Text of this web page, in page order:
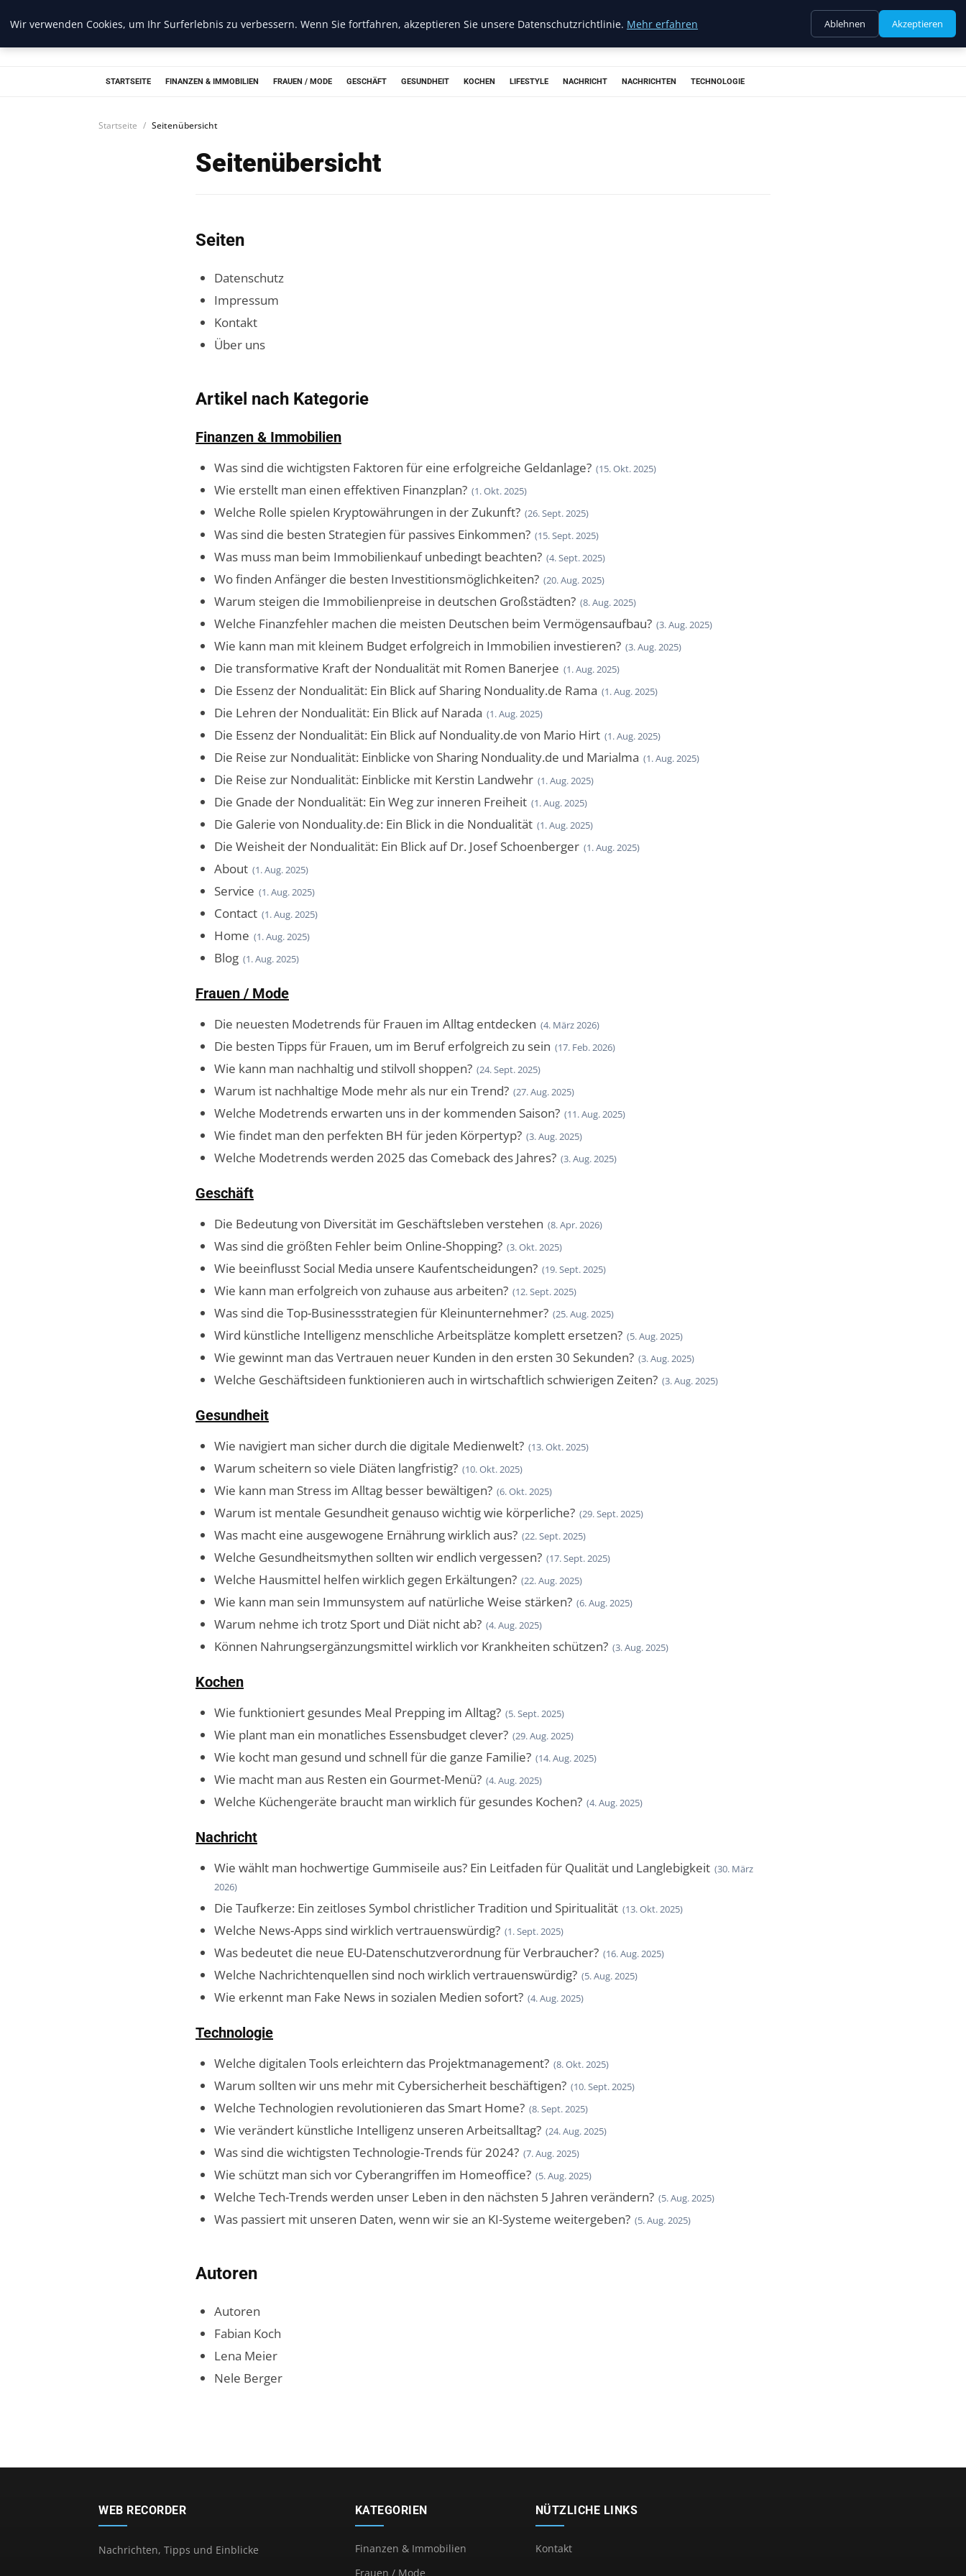
Web Recorder
STARTSEITE FINANZEN & IMMOBILIEN FRAUEN / MODE GESCHÄFT GESUNDHEIT KOCHEN LIFESTYLE NACHRICHT NACHRICHTEN TECHNOLOGIE
Startseite Seitenübersicht
Seitenübersicht
Seiten
Datenschutz
Impressum
Kontakt
Über uns
Artikel nach Kategorie
Finanzen & Immobilien
Was sind die wichtigsten Faktoren für eine erfolgreiche Geldanlage? (15. Okt. 2025)
Wie erstellt man einen effektiven Finanzplan? (1. Okt. 2025)
Welche Rolle spielen Kryptowährungen in der Zukunft? (26. Sept. 2025)
Was sind die besten Strategien für passives Einkommen? (15. Sept. 2025)
Was muss man beim Immobilienkauf unbedingt beachten? (4. Sept. 2025)
Wo finden Anfänger die besten Investitionsmöglichkeiten? (20. Aug. 2025)
Warum steigen die Immobilienpreise in deutschen Großstädten? (8. Aug. 2025)
Welche Finanzfehler machen die meisten Deutschen beim Vermögensaufbau? (3. Aug. 2025)
Wie kann man mit kleinem Budget erfolgreich in Immobilien investieren? (3. Aug. 2025)
Die transformative Kraft der Nondualität mit Romen Banerjee (1. Aug. 2025)
Die Essenz der Nondualität: Ein Blick auf Sharing Nonduality.de Rama (1. Aug. 2025)
Die Lehren der Nondualität: Ein Blick auf Narada (1. Aug. 2025)
Die Essenz der Nondualität: Ein Blick auf Nonduality.de von Mario Hirt (1. Aug. 2025)
Die Reise zur Nondualität: Einblicke von Sharing Nonduality.de und Marialma (1. Aug. 2025)
Die Reise zur Nondualität: Einblicke mit Kerstin Landwehr (1. Aug. 2025)
Die Gnade der Nondualität: Ein Weg zur inneren Freiheit (1. Aug. 2025)
Die Galerie von Nonduality.de: Ein Blick in die Nondualität (1. Aug. 2025)
Die Weisheit der Nondualität: Ein Blick auf Dr. Josef Schoenberger (1. Aug. 2025)
About (1. Aug. 2025)
Service (1. Aug. 2025)
Contact (1. Aug. 2025)
Home (1. Aug. 2025)
Blog (1. Aug. 2025)
Frauen / Mode
Die neuesten Modetrends für Frauen im Alltag entdecken (4. März 2026)
Die besten Tipps für Frauen, um im Beruf erfolgreich zu sein (17. Feb. 2026)
Wie kann man nachhaltig und stilvoll shoppen? (24. Sept. 2025)
Warum ist nachhaltige Mode mehr als nur ein Trend? (27. Aug. 2025)
Welche Modetrends erwarten uns in der kommenden Saison? (11. Aug. 2025)
Wie findet man den perfekten BH für jeden Körpertyp? (3. Aug. 2025)
Welche Modetrends werden 2025 das Comeback des Jahres? (3. Aug. 2025)
Geschäft
Die Bedeutung von Diversität im Geschäftsleben verstehen (8. Apr. 2026)
Was sind die größten Fehler beim Online-Shopping? (3. Okt. 2025)
Wie beeinflusst Social Media unsere Kaufentscheidungen? (19. Sept. 2025)
Wie kann man erfolgreich von zuhause aus arbeiten? (12. Sept. 2025)
Was sind die Top-Businessstrategien für Kleinunternehmer? (25. Aug. 2025)
Wird künstliche Intelligenz menschliche Arbeitsplätze komplett ersetzen? (5. Aug. 2025)
Wie gewinnt man das Vertrauen neuer Kunden in den ersten 30 Sekunden? (3. Aug. 2025)
Welche Geschäftsideen funktionieren auch in wirtschaftlich schwierigen Zeiten? (3. Aug. 2025)
Gesundheit
Wie navigiert man sicher durch die digitale Medienwelt? (13. Okt. 2025)
Warum scheitern so viele Diäten langfristig? (10. Okt. 2025)
Wie kann man Stress im Alltag besser bewältigen? (6. Okt. 2025)
Warum ist mentale Gesundheit genauso wichtig wie körperliche? (29. Sept. 2025)
Was macht eine ausgewogene Ernährung wirklich aus? (22. Sept. 2025)
Welche Gesundheitsmythen sollten wir endlich vergessen? (17. Sept. 2025)
Welche Hausmittel helfen wirklich gegen Erkältungen? (22. Aug. 2025)
Wie kann man sein Immunsystem auf natürliche Weise stärken? (6. Aug. 2025)
Warum nehme ich trotz Sport und Diät nicht ab? (4. Aug. 2025)
Können Nahrungsergänzungsmittel wirklich vor Krankheiten schützen? (3. Aug. 2025)
Kochen
Wie funktioniert gesundes Meal Prepping im Alltag? (5. Sept. 2025)
Wie plant man ein monatliches Essensbudget clever? (29. Aug. 2025)
Wie kocht man gesund und schnell für die ganze Familie? (14. Aug. 2025)
Wie macht man aus Resten ein Gourmet-Menü? (4. Aug. 2025)
Welche Küchengeräte braucht man wirklich für gesundes Kochen? (4. Aug. 2025)
Nachricht
Wie wählt man hochwertige Gummiseile aus? Ein Leitfaden für Qualität und Langlebigkeit (30. März
2026)
Die Taufkerze: Ein zeitloses Symbol christlicher Tradition und Spiritualität (13. Okt. 2025)
Welche News-Apps sind wirklich vertrauenswürdig? (1. Sept. 2025)
Was bedeutet die neue EU-Datenschutzverordnung für Verbraucher? (16. Aug. 2025)
Welche Nachrichtenquellen sind noch wirklich vertrauenswürdig? (5. Aug. 2025)
Wie erkennt man Fake News in sozialen Medien sofort? (4. Aug. 2025)
Technologie
Welche digitalen Tools erleichtern das Projektmanagement? (8. Okt. 2025)
Warum sollten wir uns mehr mit Cybersicherheit beschäftigen? (10. Sept. 2025)
Welche Technologien revolutionieren das Smart Home? (8. Sept. 2025)
Wie verändert künstliche Intelligenz unseren Arbeitsalltag? (24. Aug. 2025)
Was sind die wichtigsten Technologie-Trends für 2024? (7. Aug. 2025)
Wie schützt man sich vor Cyberangriffen im Homeoffice? (5. Aug. 2025)
Welche Tech-Trends werden unser Leben in den nächsten 5 Jahren verändern? (5. Aug. 2025)
Was passiert mit unseren Daten, wenn wir sie an KI-Systeme weitergeben? (5. Aug. 2025)
Autoren
Autoren
Fabian Koch
Lena Meier
Nele Berger
WEB RECORDER
Nachrichten, Tipps und Einblicke
KATEGORIEN
Finanzen & Immobilien
Frauen / Mode
NÜTZLICHE LINKS
Kontakt
Wir verwenden Cookies, um Ihr Surferlebnis zu verbessern. Wenn Sie fortfahren, akzeptieren Sie unsere Datenschutzrichtlinie. Mehr erfahren Ablehnen Akzeptieren